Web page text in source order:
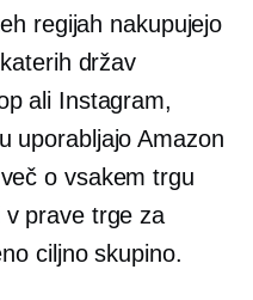
regijah nakupujejo
držav
ali Instagram,
uporabljajo Amazon
o vsakem trgu
prave trge za
ciljno skupino.